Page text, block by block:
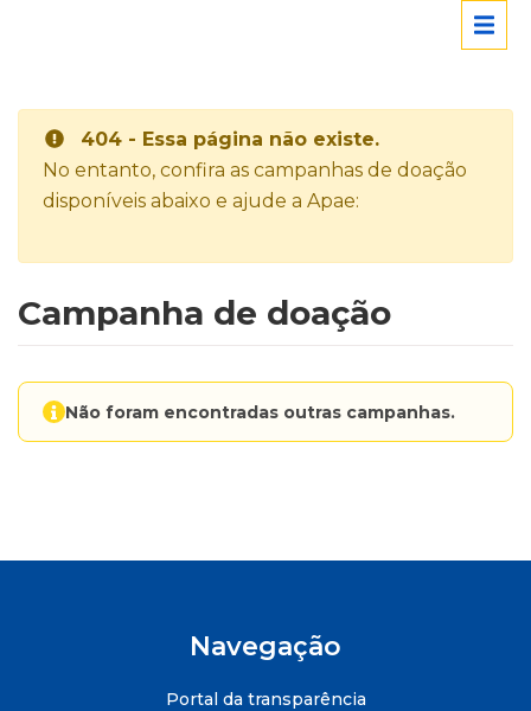
404 - Essa página não existe.
No entanto, confira as campanhas de doação
disponíveis abaixo e ajude a Apae:
Campanha de doação
Não foram encontradas outras campanhas.
Navegação
Portal da transparência